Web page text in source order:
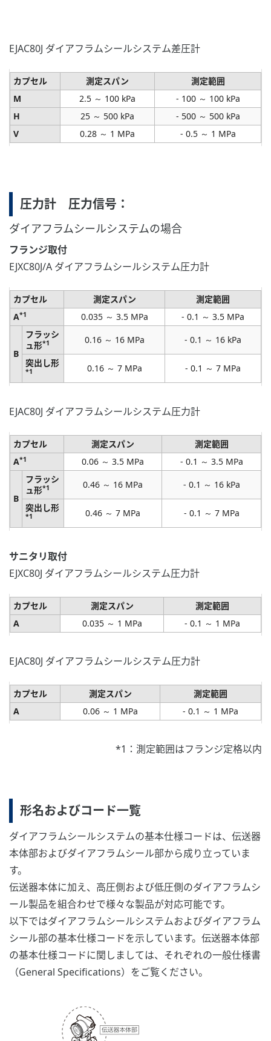
EJAC80J ダイアフラムシールシステム差圧計
カプセル 測定スパン
測定範囲
M
2.5 ～ 100 kPa
- 100 ～ 100 kPa
H
25 ～ 500 kPa
- 500 ～ 500 kPa
V
0.28 ～ 1 MPa - 0.5 ～ 1 MPa
圧力計 圧力信号：
ダイアフラムシールシステムの場合
フランジ取付
EJXC80J/A ダイアフラムシールシステム圧力計
カプセル 測定スパン
測定範囲
A*1 0.035 ～ 3.5 MPa - 0.1 ～ 3.5 MPa
B
フラッシ
ュ形*1 0.16 ～ 16 MPa
- 0.1 ～ 16 kPa
突出し形
*1 0.16 ～ 7 MPa - 0.1 ～ 7 MPa
EJAC80J ダイアフラムシールシステム圧力計
カプセル 測定スパン
測定範囲
A*1 0.06 ～ 3.5 MPa - 0.1 ～ 3.5 MPa
B
フラッシ
ュ形*1 0.46 ～ 16 MPa
- 0.1 ～ 16 kPa
突出し形
*1 0.46 ～ 7 MPa - 0.1 ～ 7 MPa
サニタリ取付
EJXC80J ダイアフラムシールシステム圧力計
カプセル 測定スパン
測定範囲
A
0.035 ～ 1 MPa - 0.1 ～ 1 MPa
EJAC80J ダイアフラムシールシステム圧力計
カプセル 測定スパン
測定範囲
A
0.06 ～ 1 MPa - 0.1 ～ 1 MPa
*1：測定範囲はフランジ定格以内
形名およびコード一覧
ダイアフラムシールシステムの基本仕様コードは、伝送器
本体部およびダイアフラムシール部から成り立っていま
す。
伝送器本体に加え、高圧側および低圧側のダイアフラムシ
ール製品を組合わせで様々な製品が対応可能です。
以下ではダイアフラムシールシステムおよびダイアフラム
シール部の基本仕様コードを示しています。伝送器本体部
の基本仕様コードに関しましては、それぞれの一般仕様書
（General Specifications）をご覧ください。